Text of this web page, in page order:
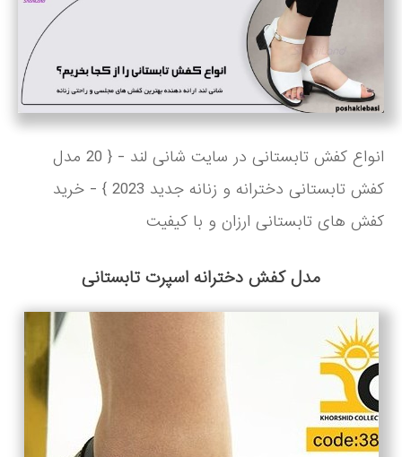
انواع کفش تابستانی در سایت شانی لند - { 20 مدل
کفش تابستانی دخترانه و زنانه جدید 2023 } - خرید
کفش های تابستانی ارزان و با کیفیت
مدل کفش دخترانه اسپرت تابستانی